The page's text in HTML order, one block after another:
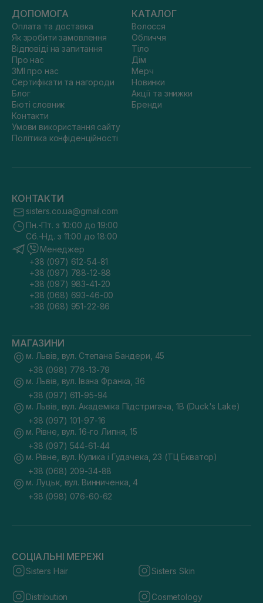
ДОПОМОГА
Оплата та доставка
Як зробити замовлення
Відповіді на запитання
Про нас
ЗМІ про нас
Сертифікати та нагороди
Блог
Бюті словник
Контакти
Умови використання сайту
Політика конфіденційності
КАТАЛОГ
Волосся
Обличчя
Тіло
Дім
Мерч
Новинки
Акції та знижки
Бренди
КОНТАКТИ
sisters.co.ua@gmail.com
Пн.-Пт. з 10:00 до 19:00
Сб.-Нд. з 11:00 до 18:00
Менеджер
+38 (097) 612-54-81
+38 (097) 788-12-88
+38 (097) 983-41-20
+38 (068) 693-46-00
+38 (068) 951-22-86
МАГАЗИНИ
м. Львів, вул. Степана Бандери, 45
+38 (098) 778-13-79
м. Львів, вул. Івана Франка, 36
+38 (097) 611-95-94
м. Львів, вул. Академіка Підстригача, 1В (Duck's Lake)
+38 (097) 101-97-16
м. Рівне, вул. 16-го Липня, 15
+38 (097) 544-61-44
м. Рівне, вул. Кулика і Гудачека, 23 (ТЦ Екватор)
+38 (068) 209-34-88
м. Луцьк, вул. Винниченка, 4
+38 (098) 076-60-62
СОЦІАЛЬНІ МЕРЕЖІ
Sisters Hair Sisters Skin
Distribution Cosmetology